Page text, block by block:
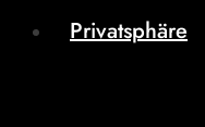
Privatsphäre